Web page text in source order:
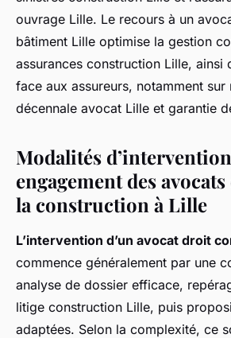
ouvrage Lille. Le recours à un
bâtiment Lille optimise la gestion
assurances construction Lille, ainsi
face aux assureurs, notamment sur
décennale avocat Lille et garantie
Modalités
engagement des
la construction à Lille
L’intervention d’un avocat droit
commence généralement par une
analyse de dossier efficace,
litige construction Lille, puis
adaptées. Selon la complexité, ce